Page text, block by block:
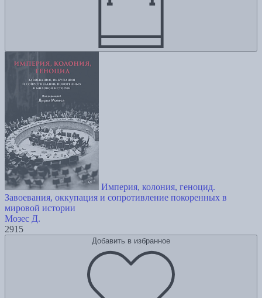
Империя, колония, геноцид.
Завоевания, оккупация и сопротивление покоренных в
мировой истории
Мозес Д.
2915
Добавить в избранное